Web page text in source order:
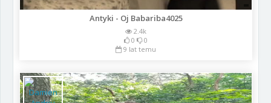
Antyki - Oj Babariba4025
2.4k
0
0
9 lat temu